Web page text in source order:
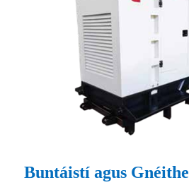
Buntáistí agus Gnéithe